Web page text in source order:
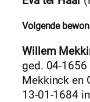
Volgende
Willem
ged. 04-1656
Mekkinck en
13-01-1684